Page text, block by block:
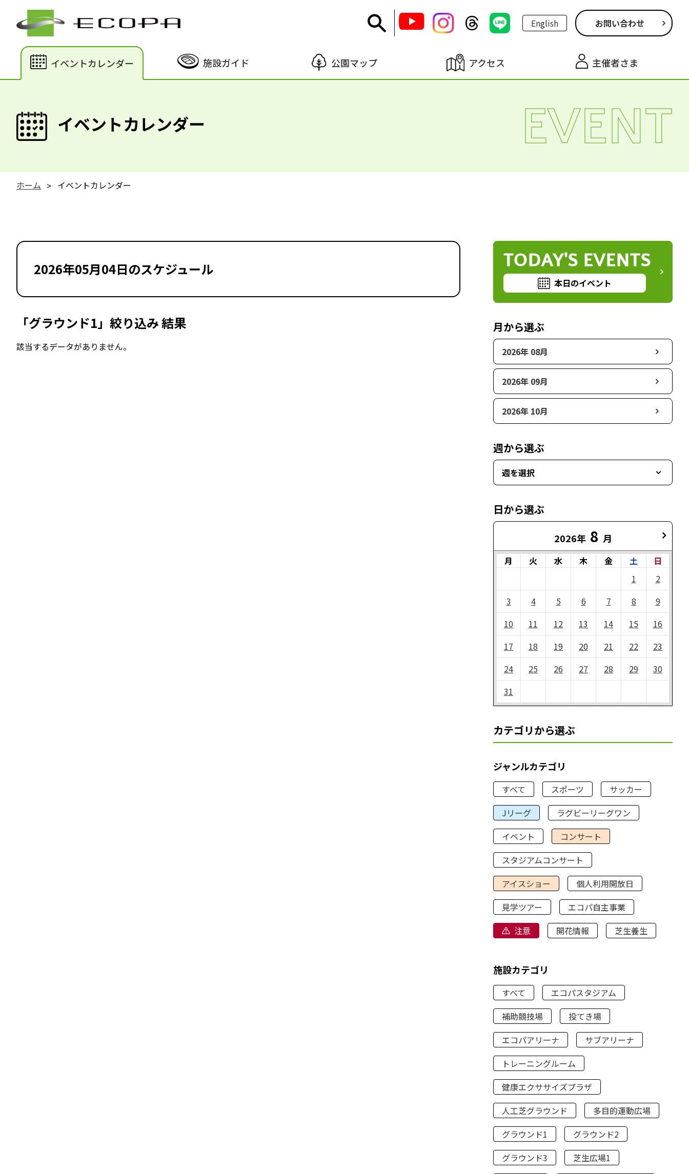
English お問い合わせ
イベントカレンダー 施設ガイド 公園マップ アクセス 主催者さま
イベントカレンダー EVENT
ホーム イベントカレンダー
2026年05月04日のスケジュール
「グラウンド1」絞り込み 結果
該当するデータがありません。
TODAY'S EVENTS
本日のイベント
月から選ぶ
2026年 08月
2026年 09月
2026年 10月
週から選ぶ
週を選択
日から選ぶ
2026年 8 月
月 火 水 木 金 土
日
1
2
3
4 5 6 7 8
9
10
11 12 13 14 15
16
17
18 19 20 21 22
23
24
25 26 27 28 29
30
31
カテゴリから選ぶ
ジャンルカテゴリ
すべて スポーツ
サッカー
Jリーグ
ラグビーリーグワン
イベント
コンサート
スタジアムコンサート
アイスショー
個人利用開放日
見学ツアー
エコパ自主事業
注意
開花情報 芝生養生
施設カテゴリ
すべて
エコパスタジアム
補助競技場
投てき場
エコパアリーナ
サブアリーナ
トレーニングルーム
健康エクササイズプラザ
人工芝グラウンド
多目的運動広場
グラウンド1
グラウンド2
グラウンド3
芝生広場1